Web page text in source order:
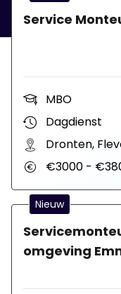
Service
MBO
Dagdienst
Dronten,
€3000 -
Nieuw
omgeving